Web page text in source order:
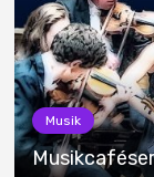
Musik